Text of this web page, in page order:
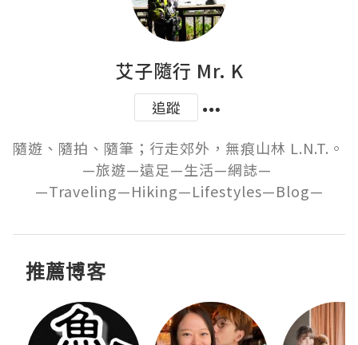
艾子隨行 Mr. K
追蹤
隨遊、隨拍、隨筆；行走郊外，無痕山林 L.N.T.。
—旅遊—遠足—生活—網誌—
—Traveling—Hiking—Lifestyles—Blog—
推薦博客